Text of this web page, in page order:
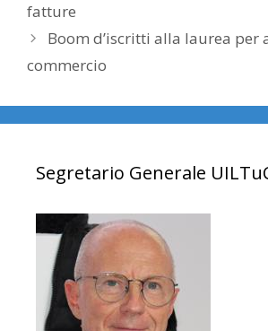
fatture
Boom d’iscritti alla laurea per
commercio
Segretario Generale